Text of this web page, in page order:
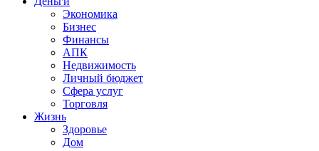
Экономика
Бизнес
Финансы
АПК
Недвижимость
Личный бюджет
Сфера услуг
Торговля
Жизнь
Здоровье
Дом